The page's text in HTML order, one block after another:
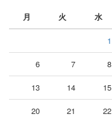
月
火 水
1
6 7 8
13 14 15
20 21 22